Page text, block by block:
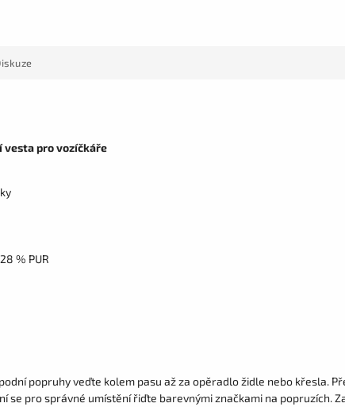
vesta pro vozíčkáře
% PUR
popruhy veďte kolem pasu až za opěradlo židle nebo křesla.
se pro správné umístění řiďte barevnými značkami na popruzích.